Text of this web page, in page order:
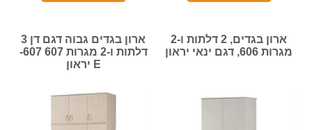
ארון בגדים, 2 דלתות ו-2
מגרות 606, דגם ינאי יראון
ארון בגדים גבוה דגם דן 3
דלתות ו-2 מגרות 607 607-
E יראון